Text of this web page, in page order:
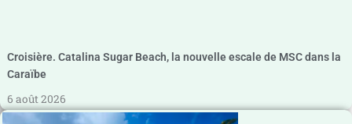
Croisière. Catalina Sugar Beach, la nouvelle escale de MSC dans la
Caraïbe
6 août 2026